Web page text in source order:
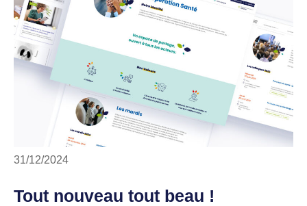
31/12/2024
Tout nouveau tout beau !